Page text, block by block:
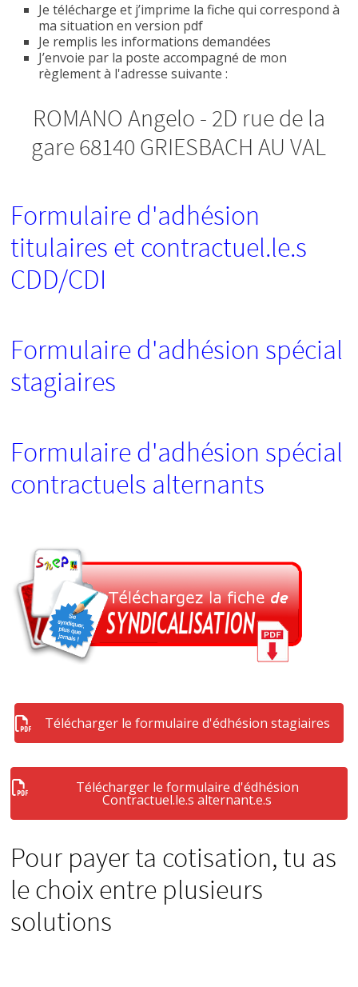
Je télécharge et j’imprime la fiche qui correspond à
ma situation en version pdf
Je remplis les informations demandées
J’envoie par la poste accompagné de mon
règlement à l'adresse suivante :
ROMANO Angelo - 2D rue de la
gare 68140 GRIESBACH AU VAL
Formulaire d'adhésion
titulaires et contractuel.le.s
CDD/CDI
Formulaire d'adhésion spécial
stagiaires
Formulaire d'adhésion spécial
contractuels alternants
Télécharger le formulaire d'édhésion stagiaires
Télécharger le formulaire d'édhésion
Contractuel.le.s alternant.e.s
Pour payer ta cotisation, tu as
le choix entre plusieurs
solutions